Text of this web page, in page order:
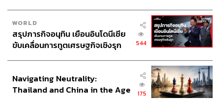
WORLD
สรุปภารกิจอนุทิน เยือนอินโดนีเซีย
ขับเคลื่อนการทูตเศรษฐกิจเชิงรุก
544
Navigating Neutrality:
Thailand and China in the Age
175